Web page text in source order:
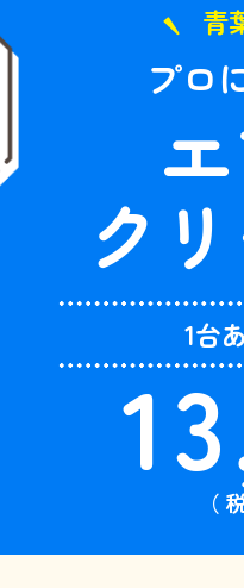
青
プロ
ク
1台
（